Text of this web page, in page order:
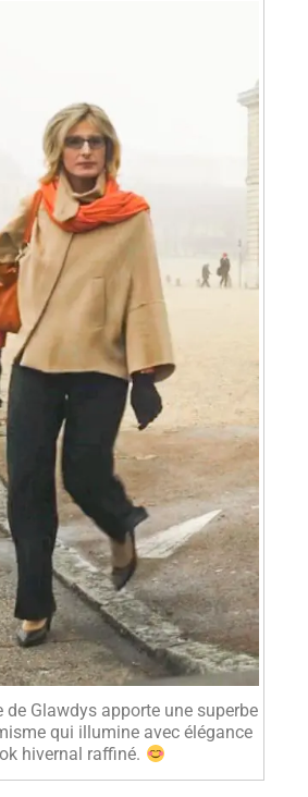
de Glawdys apporte une superbe
qui illumine avec élégance
hivernal raffiné.